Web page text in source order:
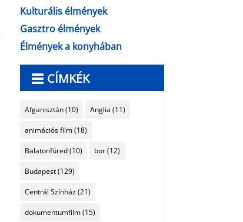
Kulturális élmények
Gasztro élmények
Élmények a konyhában
CÍMKÉK
Afganisztán(10) Anglia (11)
animációs film(18)
Balatonfüred(10) bor(12)
Budapest(129)
Centrál Színház(21)
dokumentumfilm(15)